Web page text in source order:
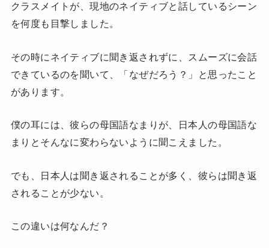
クラスメイトが、現地のネイティブと話しているシーン
を何度も目撃しました。
その時にネイティブに聞き返されずに、スムーズに会話
できているのを聞いて、「なぜだろう？」と思ったこと
があります。
僕の耳には、彼らの母国語なまりが、日本人の母国語な
まりとそんなに変わらないように聞こえました。
でも、日本人は聞き返されることが多く、彼らは聞き返
されることが少ない。
この違いは何なんだ？